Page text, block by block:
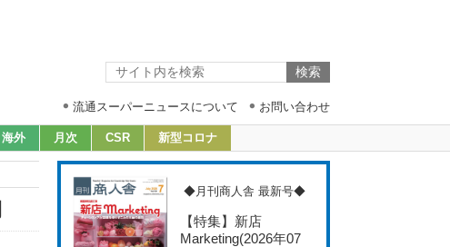
流通スーパーニュースについて お問い合わせ
海外 月次 CSR 新型コロナ
◆月刊商人舎 最新号◆
【特集】新店
Marketing(2026年07